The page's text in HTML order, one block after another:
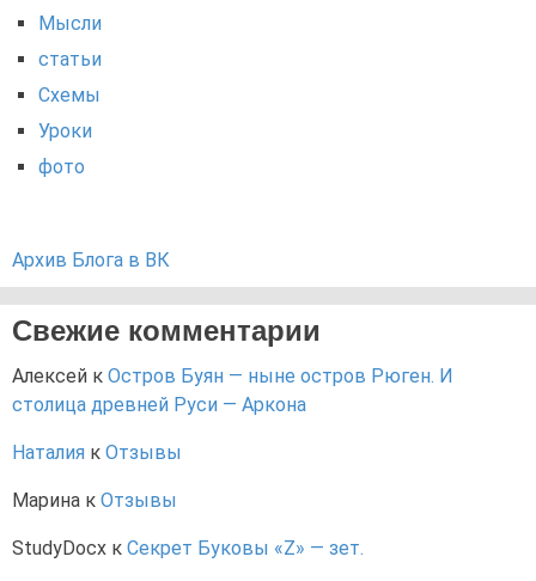
Мысли
статьи
Схемы
Уроки
фото
Архив Блога в ВК
Свежие комментарии
Алексей к Остров Буян — ныне остров Рюген. И
столица древней Руси — Аркона
Наталия к Отзывы
Марина к Отзывы
StudyDocx к Секрет Буковы «Z» — зет.